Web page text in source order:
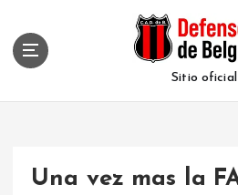
Sitio oficial
Una vez mas la